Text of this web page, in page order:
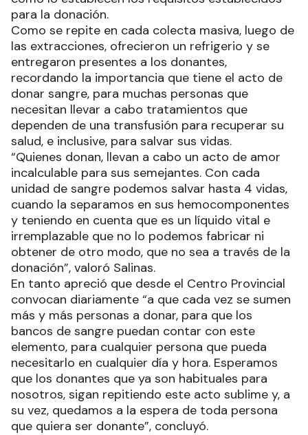
para la donación.
Como se repite en cada colecta masiva, luego de
las extracciones, ofrecieron un refrigerio y se
entregaron presentes a los donantes,
recordando la importancia que tiene el acto de
donar sangre, para muchas personas que
necesitan llevar a cabo tratamientos que
dependen de una transfusión para recuperar su
salud, e inclusive, para salvar sus vidas.
“Quienes donan, llevan a cabo un acto de amor
incalculable para sus semejantes. Con cada
unidad de sangre podemos salvar hasta 4 vidas,
cuando la separamos en sus hemocomponentes
y teniendo en cuenta que es un líquido vital e
irremplazable que no lo podemos fabricar ni
obtener de otro modo, que no sea a través de la
donación”, valoró Salinas.
En tanto apreció que desde el Centro Provincial
convocan diariamente “a que cada vez se sumen
más y más personas a donar, para que los
bancos de sangre puedan contar con este
elemento, para cualquier persona que pueda
necesitarlo en cualquier día y hora. Esperamos
que los donantes que ya son habituales para
nosotros, sigan repitiendo este acto sublime y, a
su vez, quedamos a la espera de toda persona
que quiera ser donante”, concluyó.